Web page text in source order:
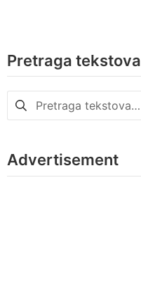
Pretraga tekstova
Pretraga
za:
Advertisement